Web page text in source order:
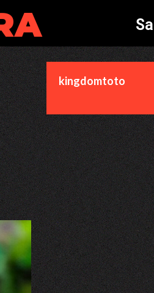
Sa
kingdomtoto